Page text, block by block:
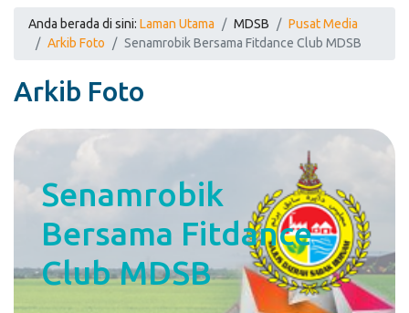
Anda berada di sini: Laman Utama MDSB
Pusat Media
Arkib Foto
Senamrobik Bersama Fitdance Club MDSB
Arkib Foto
Senamrobik
Bersama Fitdance
Club MDSB